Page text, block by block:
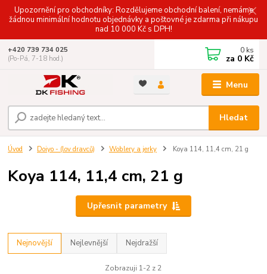
Upozornění pro obchodníky: Rozdělujeme obchodní balení, nemáme
žádnou minimální hodnotu objednávky a poštovné je zdarma při nákupu
nad 10 000 Kč s DPH!
Menu
Hledat
+420 739 734 025
(Po-Pá, 7-18 hod.)
0 ks
za 0 Kč
Úvod Doiyo - (lov dravců) Woblery a jerky Koya 114, 11,4 cm, 21 g
Koya 114, 11,4 cm, 21 g
Upřesnit parametry
Nejnovější Nejlevnější Nejdražší
Zobrazuji 1-2 z 2